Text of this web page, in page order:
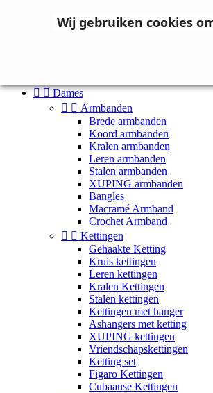
  Dames
  Armbanden
Brede armbanden
Koord armbanden
Kralen armbanden
Leren armbanden
Stalen armbanden
XUPING armbanden
Bangles
Macramé Armband
Crochet Armband
  Kettingen
Gehaakte Ketting
Kruis kettingen
Leren kettingen
Kralen Kettingen
Stalen kettingen
Kettingen met hanger
Ashangers met ketting
XUPING kettingen
Vriendschapskettingen
Ketting set
Figaro Kettingen
Cubaanse Kettingen
Wij gebruiken cookies